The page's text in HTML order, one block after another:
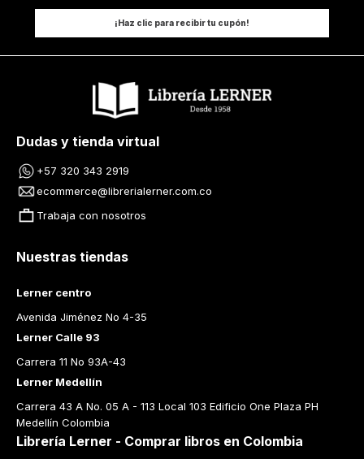
¡Haz clic para recibir tu cupón!
Dudas y tienda virtual
+57 320 343 2919
ecommerce@librerialerner.com.co
Trabaja con nosotros
Nuestras tiendas
Lerner centro
Avenida Jiménez No 4-35
Lerner Calle 93
Carrera 11 No 93A-43
Lerner Medellín
Carrera 43 A No. 05 A - 113 Local 103 Edificio One Plaza PH
Medellín Colombia
Librería Lerner - Comprar libros en Colombia